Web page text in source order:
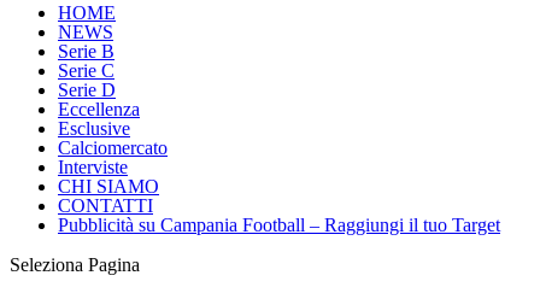
HOME
NEWS
Serie B
Serie C
Serie D
Eccellenza
Esclusive
Calciomercato
Interviste
CHI SIAMO
CONTATTI
Pubblicità su Campania Football – Raggiungi il tuo Target
Seleziona Pagina